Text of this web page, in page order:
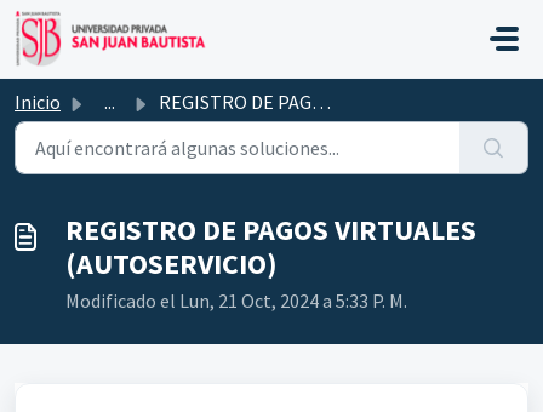
Saltar al contenido principal
Inicio ... REGISTRO DE PAGOS VIRTUALES (AUTOSERVICIO)
REGISTRO DE PAGOS VIRTUALES
(AUTOSERVICIO)
Modificado el Lun, 21 Oct, 2024 a 5:33 P. M.